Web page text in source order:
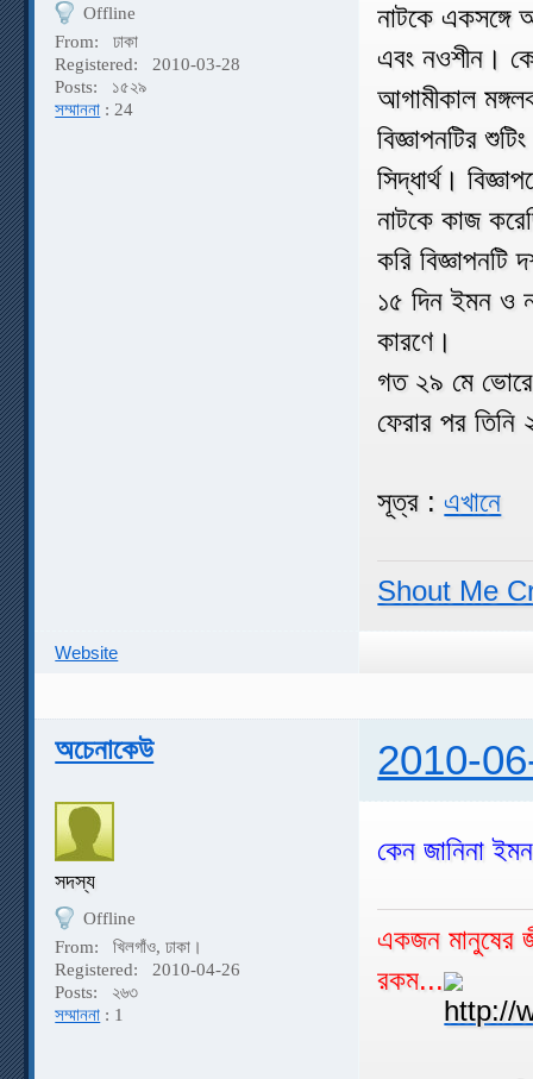
Offline
From:
ঢাকা
Registered:
2010-03-28
Posts:
১৫২৯
সম্মাননা : 24
নাটকে একসঙ্গে
এবং নওশীন।
আগামীকাল
বিজ্ঞাপনটির
সিদ্ধার্থ।
নাটকে কাজ
করি বিজ্ঞাপনটি
১৫ দিন ইমন ও
কারণে।
গত ২৯ মে ভোরে
ফেরার পর
সূত্র :এখানে
Shout Me
Website
অচেনাকেউ 2010-
সদস্য
Offline
From:
খিলগাঁও, ঢাকা।
Registered:
2010-04-26
Posts:
২৬৩
সম্মাননা : 1
কেন জানিনা
একজন মানুষের
রকম...